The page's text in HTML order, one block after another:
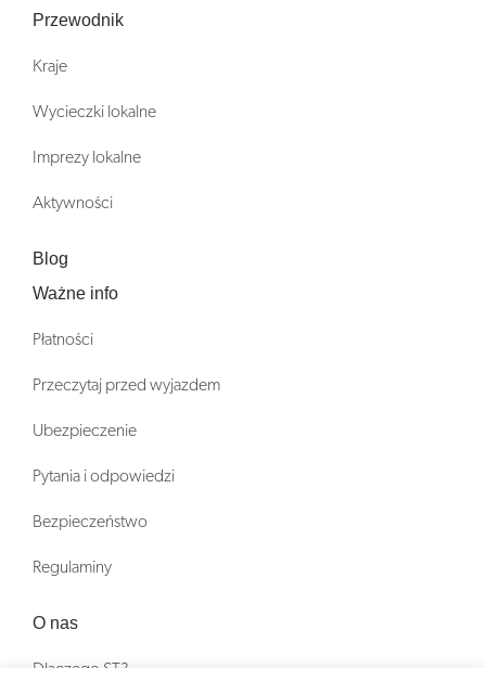
Przewodnik
Kraje
Wycieczki lokalne
Imprezy lokalne
Aktywności
Blog
Ważne info
Płatności
Przeczytaj przed wyjazdem
Ubezpieczenie
Pytania i odpowiedzi
Bezpieczeństwo
Regulaminy
O nas
Dlaczego ST?